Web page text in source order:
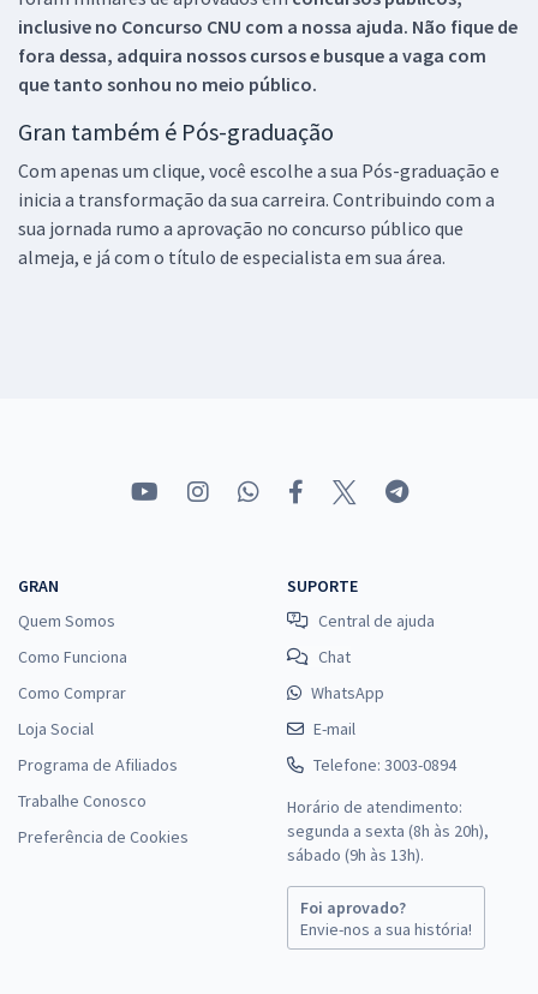
inclusive no Concurso CNU com a nossa ajuda. Não fique de
fora dessa, adquira nossos cursos e busque a vaga com
que tanto sonhou no meio público.
Gran também é Pós-graduação
Com apenas um clique, você escolhe a sua Pós-graduação e
inicia a transformação da sua carreira. Contribuindo com a
sua jornada rumo a aprovação no concurso público que
almeja, e já com o título de especialista em sua área.
GRAN
Quem Somos
Como Funciona
Como Comprar
Loja Social
Programa de Afiliados
Trabalhe Conosco
Preferência de Cookies
SUPORTE
Central de ajuda
Chat
WhatsApp
E-mail
Telefone: 3003-0894
Horário de atendimento:
segunda a sexta (8h às 20h),
sábado (9h às 13h).
Foi aprovado?
Envie-nos a sua história!